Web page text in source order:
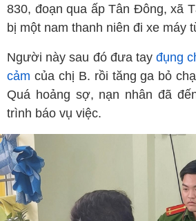
830, đoạn qua ấp Tân Đông, xã
bị một nam thanh niên đi xe máy
Người này sau đó đưa tayđụng
cảm của chị B. rồi tăng ga bỏ
Quá hoảng sợ, nạn nhân đã
trình báo vụ việc.